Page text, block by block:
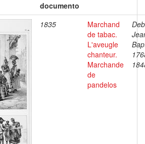
documento
1835
Marchand
de tabac.
L'aveugle
chanteur.
Marchande
de
pandelos